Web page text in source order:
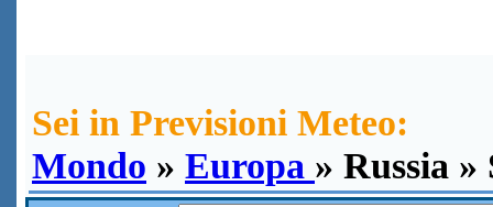
Sei in Previsioni Meteo:
Mondo » Europa » Russia